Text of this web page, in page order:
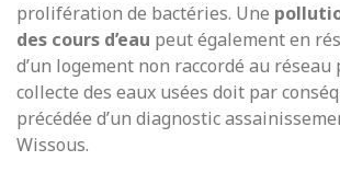
prolifération de bactéries. Une
des cours d’eau peut également en
d’un logement non raccordé au réseau
collecte des eaux usées doit par
précédée d’un diagnostic
Wissous.